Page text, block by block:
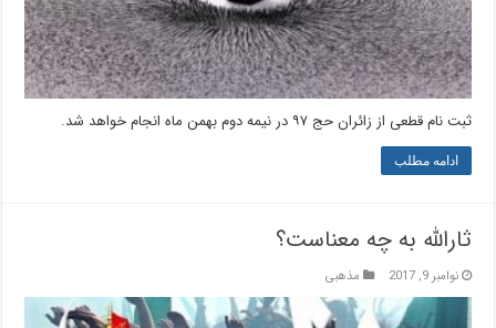
ثبت نام قطعی از زائران حج ۹۷ در نیمه دوم بهمن ماه انجام خواهد شد.
ادامه مطلب
ثارالله به چه معناست؟
نوامبر 9, 2017 مذهبی